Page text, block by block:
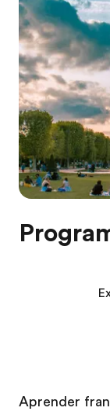
Encuentra una oficina
Sobre nosotros
Quiénes somos
Trabajos
Únete al equipo
Aprender